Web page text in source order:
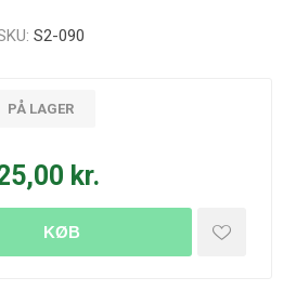
S2-090
PÅ LAGER
kr.
KØB